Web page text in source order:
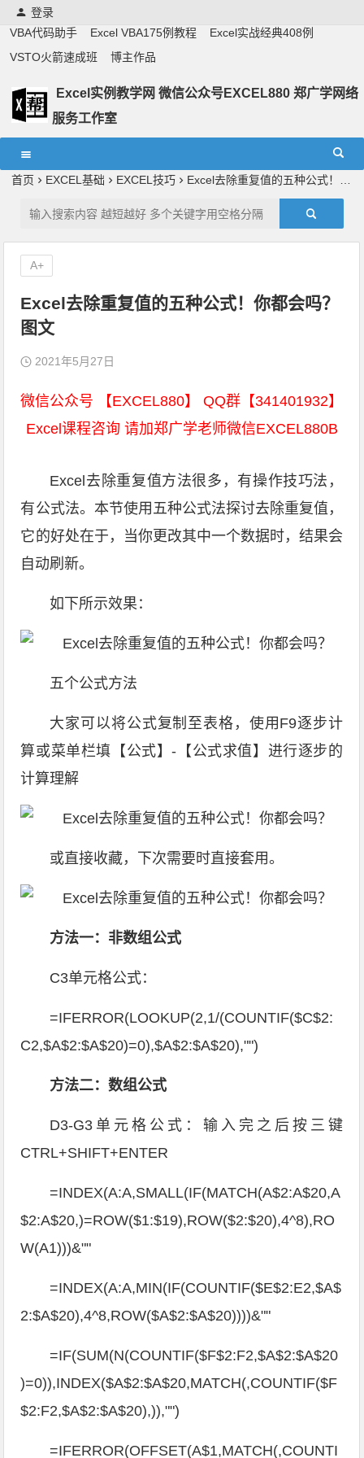
登录
VBA代码助手
Excel VBA175例教程
Excel实战经典408例
VSTO火箭速成班
博主作品
Excel实例教学网 微信公众号EXCEL880 郑广学网络
服务工作室
首页
EXCEL基础 EXCEL技巧 Excel去除重复值的五种公式！你都会吗？ 图文
Excel去除重复值的五种公式！你都会吗？
图文
2021年5月27日
微信公众号 【EXCEL880】 QQ群【341401932】
Excel课程咨询 请加郑广学老师微信EXCEL880B
Excel去除重复值方法很多，有操作技巧法，
有公式法。本节使用五种公式法探讨去除重复值，
它的好处在于，当你更改其中一个数据时，结果会
自动刷新。
如下所示效果：
五个公式方法
大家可以将公式复制至表格，使用F9逐步计
算或菜单栏填【公式】-【公式求值】进行逐步的
计算理解
或直接收藏，下次需要时直接套用。
方法一：非数组公式
C3单元格公式：
=IFERROR(LOOKUP(2,1/(COUNTIF($C$2:
C2,$A$2:$A$20)=0),$A$2:$A$20),"")
方法二：数组公式
D3-G3单元格公式：输入完之后按三键
CTRL+SHIFT+ENTER
=INDEX(A:A,SMALL(IF(MATCH(A$2:A$20,A
$2:A$20,)=ROW($1:$19),ROW($2:$20),4^8),RO
W(A1)))&""
=INDEX(A:A,MIN(IF(COUNTIF($E$2:E2,$A$
2:$A$20),4^8,ROW($A$2:$A$20))))&""
=IF(SUM(N(COUNTIF($F$2:F2,$A$2:$A$20
)=0)),INDEX($A$2:$A$20,MATCH(,COUNTIF($F
$2:F2,$A$2:$A$20),)),"")
=IFERROR(OFFSET(A$1,MATCH(,COUNTI
A+